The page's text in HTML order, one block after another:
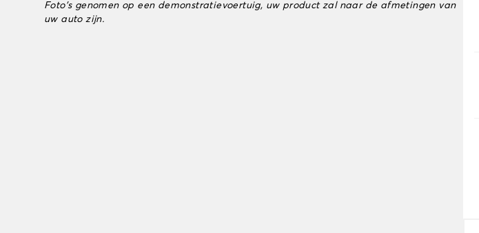
Foto's genomen op een demonstratievoertuig, uw product zal naar de afmetingen van
uw auto zijn.